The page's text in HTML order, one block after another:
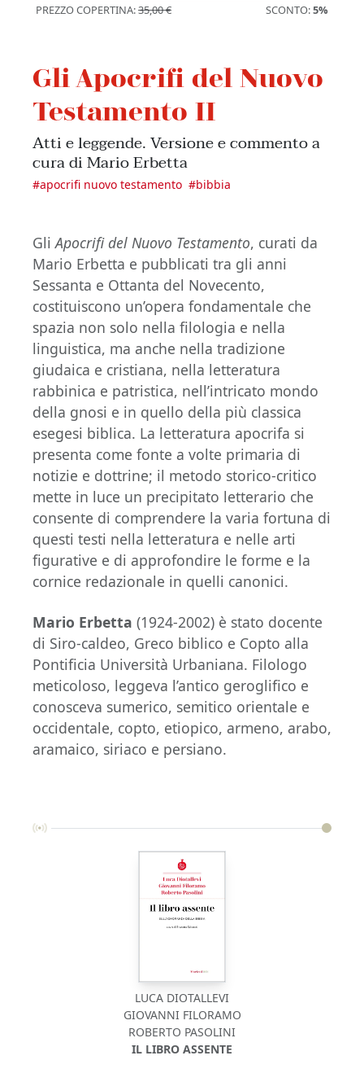
PREZZO COPERTINA:35,00 € SCONTO:5%
Gli Apocrifi del Nuovo
Testamento II
Atti e leggende. Versione e commento a
cura di Mario Erbetta
#apocrifi nuovo testamento #bibbia
GliApocrifi del Nuovo Testamento, curati da
Mario Erbetta e pubblicati tra gli anni
Sessanta e Ottanta del Novecento,
costituiscono un’opera fondamentale che
spazia non solo nella filologia e nella
linguistica, ma anche nella tradizione
giudaica e cristiana, nella letteratura
rabbinica e patristica, nell’intricato mondo
della gnosi e in quello della più classica
esegesi biblica. La letteratura apocrifa si
presenta come fonte a volte primaria di
notizie e dottrine; il metodo storico-critico
mette in luce un precipitato letterario che
consente di comprendere la varia fortuna di
questi testi nella letteratura e nelle arti
figurative e di approfondire le forme e la
cornice redazionale in quelli canonici.
Mario Erbetta (1924-2002) è stato docente
di Siro-caldeo, Greco biblico e Copto alla
Pontificia Università Urbaniana. Filologo
meticoloso, leggeva l’antico geroglifico e
conosceva sumerico, semitico orientale e
occidentale, copto, etiopico, armeno, arabo,
aramaico, siriaco e persiano.
LUCA DIOTALLEVI
GIOVANNI FILORAMO
ROBERTO PASOLINI
IL LIBRO ASSENTE